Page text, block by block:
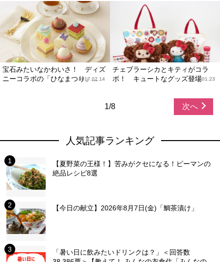
宝石みたいなかわいさ！ ディズ
ニーコラボの「ひなまつり」...
2017.02.14
チェブラーシカとキティがコラ
ボ！ キュートなグッズ登場2017.01.23
1/8 次へ
人気記事ランキング
【夏野菜の王様！】苦みがクセになる！ピーマンの
絶品レシピ8選
【今日の献立】2026年8月7日(金)「鯛茶漬け」
「暑い日に飲みたいドリンクは？」＜回答数